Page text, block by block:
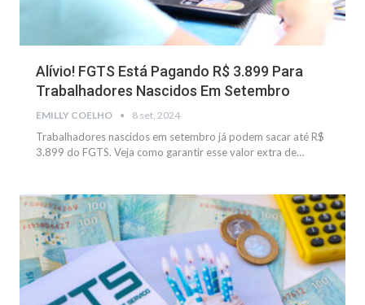
Alívio! FGTS Está Pagando R$ 3.899 Para
Trabalhadores Nascidos Em Setembro
EMILLY COELHO 8 set, 2024
Trabalhadores nascidos em setembro já podem sacar até R$
3.899 do FGTS. Veja como garantir esse valor extra de…
NOTÍCIAS